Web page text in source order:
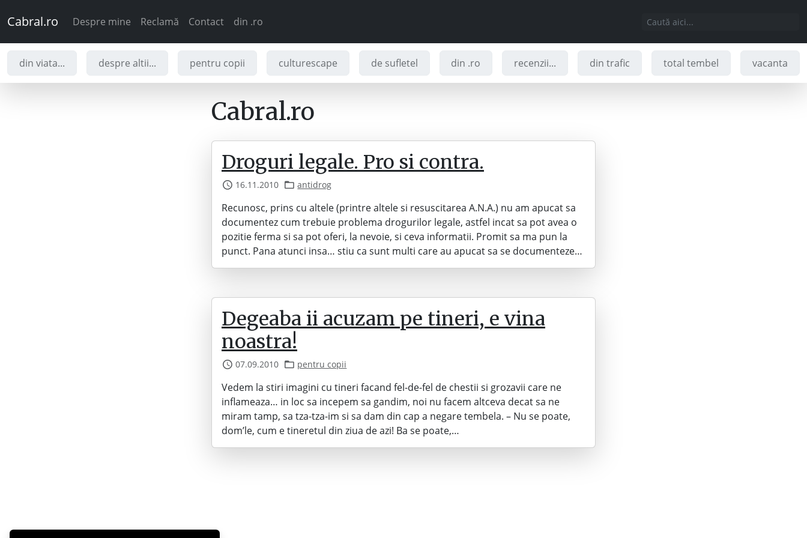
Cabral.ro Despre mine Reclamă Contact din .ro
din viata... despre altii... pentru copii culturescape de sufletel din .ro recenzii... din trafic total tembel vacanta
Cabral.ro
Droguri legale. Pro si contra.
16.11.2010 antidrog
Recunosc, prins cu altele (printre altele si resuscitarea A.N.A.) nu am apucat sa
documentez cum trebuie problema drogurilor legale, astfel incat sa pot avea o
pozitie ferma si sa pot oferi, la nevoie, si ceva informatii. Promit sa ma pun la
punct. Pana atunci insa… stiu ca sunt multi care au apucat sa se documenteze…
Degeaba ii acuzam pe tineri, e vina
noastra!
07.09.2010 pentru copii
Vedem la stiri imagini cu tineri facand fel-de-fel de chestii si grozavii care ne
inflameaza… in loc sa incepem sa gandim, noi nu facem altceva decat sa ne
miram tamp, sa tza-tza-im si sa dam din cap a negare tembela. – Nu se poate,
dom’le, cum e tineretul din ziua de azi! Ba se poate,…